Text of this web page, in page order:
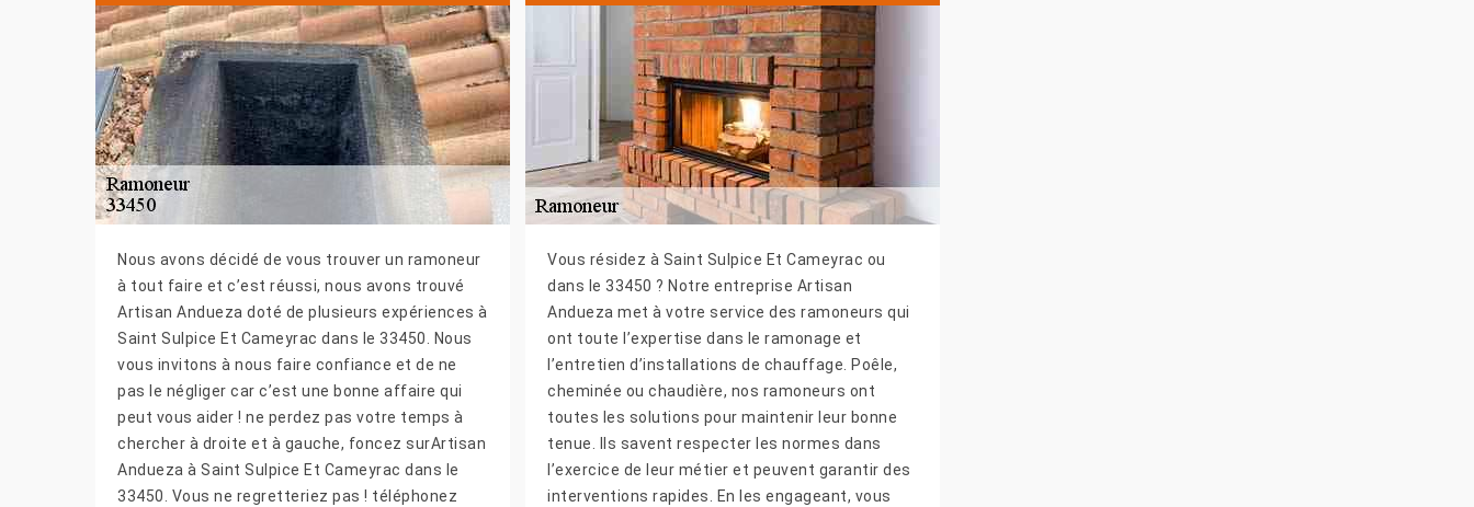
Nous avons décidé de vous trouver un ramoneur
à tout faire et c’est réussi, nous avons trouvé
Artisan Andueza doté de plusieurs expériences à
Saint Sulpice Et Cameyrac dans le 33450. Nous
vous invitons à nous faire confiance et de ne
pas le négliger car c’est une bonne affaire qui
peut vous aider ! ne perdez pas votre temps à
chercher à droite et à gauche, foncez surArtisan
Andueza à Saint Sulpice Et Cameyrac dans le
33450. Vous ne regretteriez pas ! téléphonez
Vous résidez à Saint Sulpice Et Cameyrac ou
dans le 33450 ? Notre entreprise Artisan
Andueza met à votre service des ramoneurs qui
ont toute l’expertise dans le ramonage et
l’entretien d’installations de chauffage. Poêle,
cheminée ou chaudière, nos ramoneurs ont
toutes les solutions pour maintenir leur bonne
tenue. Ils savent respecter les normes dans
l’exercice de leur métier et peuvent garantir des
interventions rapides. En les engageant, vous